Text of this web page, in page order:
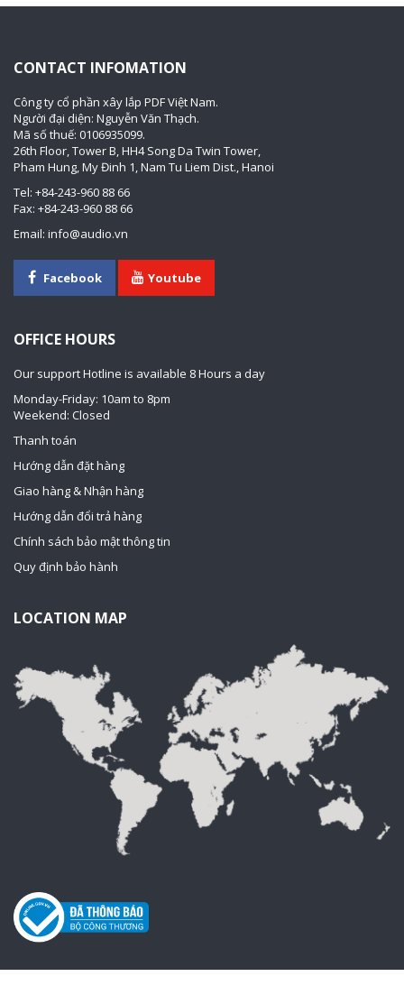
CONTACT INFOMATION
Công ty cổ phần xây lắp PDF Việt Nam.
Người đại diện: Nguyễn Văn Thạch.
Mã số thuế: 0106935099.
26th Floor, Tower B, HH4 Song Da Twin Tower,
Pham Hung, My Đinh 1, Nam Tu Liem Dist., Hanoi
Tel: +84-243-960 88 66
Fax: +84-243-960 88 66
Email: info@audio.vn
Facebook Youtube
OFFICE HOURS
Our support Hotline is available 8 Hours a day
Monday-Friday: 10am to 8pm
Weekend: Closed
Thanh toán
Hướng dẫn đặt hàng
Giao hàng & Nhận hàng
Hướng dẫn đổi trả hàng
Chính sách bảo mật thông tin
Quy định bảo hành
LOCATION MAP